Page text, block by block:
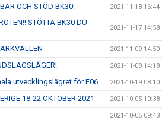
OCH STÖD BK30! 2021-11-18 16:44
STÖTTA BK30 DU
2021-11-17 14:58
2021-11-09 14:50
2021-11-08 14:18
utvecklingslägret för F06 2021-10-19 08:10
18-22 OKTOBER 2021 2021-10-05 10:38
2021-10-05 09:43